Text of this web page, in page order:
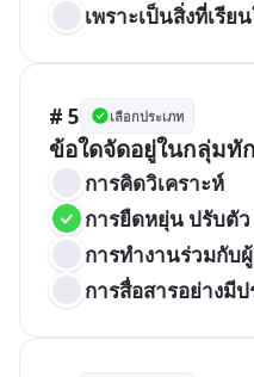
เพราะเป็นสิ่งที่เรีย
# 5 เลือกประเภท
ข้อใดจัดอยู่ในกลุ่มทั
การคิดวิเคราะห์
การยืดหยุ่น ปรับตัว
การทำงานร่วมกับ
การสื่อสารอย่างมี